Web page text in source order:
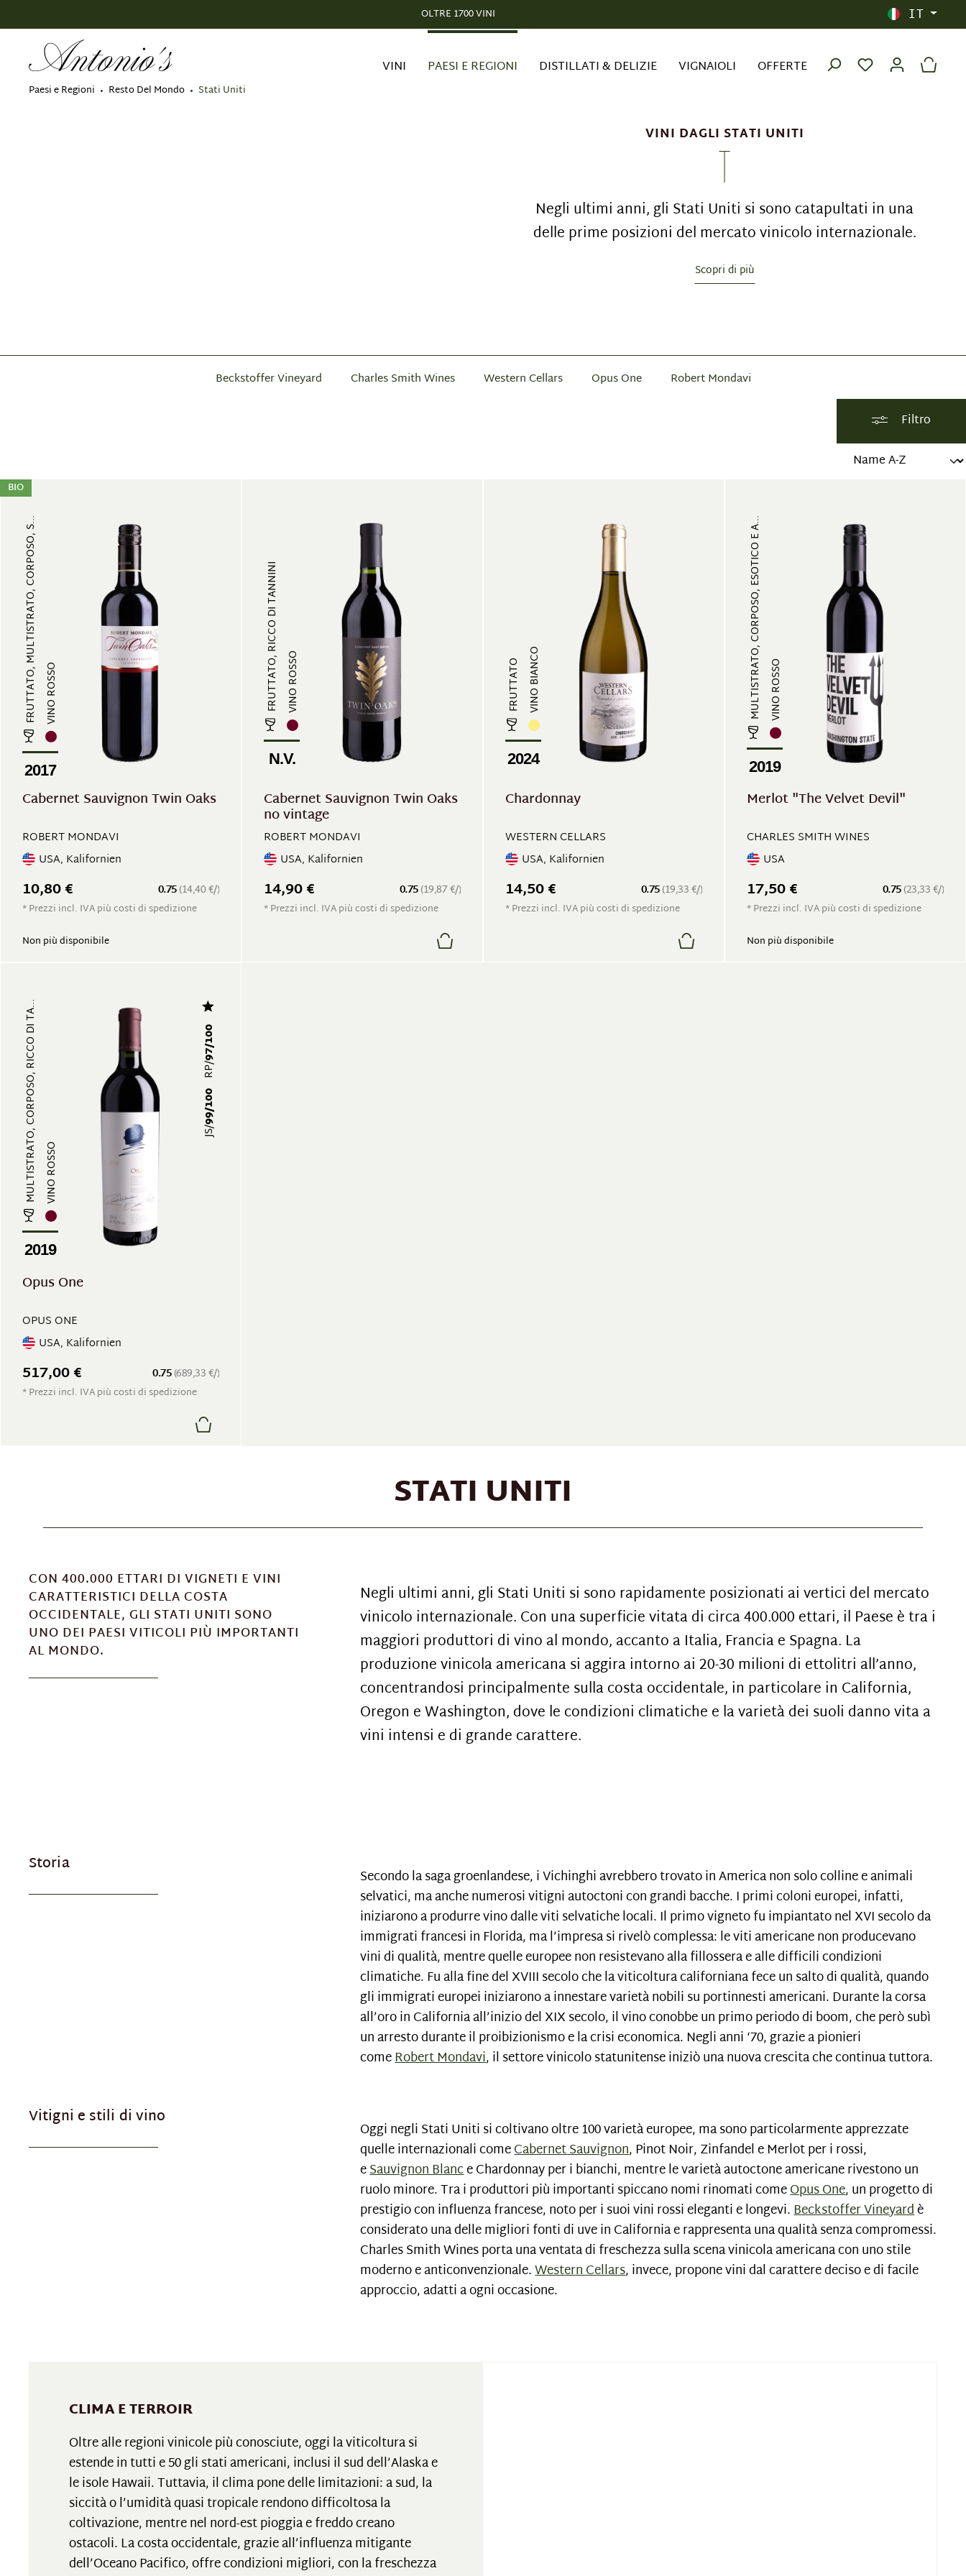
OLTRE 1700 VINI IT
Paesi e Regioni Resto Del Mondo Stati Uniti
VINI PAESI E REGIONI DISTILLATI & DELIZIE VIGNAIOLI OFFERTE
VINI DAGLI STATI UNITI
Negli ultimi anni, gli Stati Uniti si sono catapultati in una
delle prime posizioni del mercato vinicolo internazionale.
Scopri di più
Beckstoffer Vineyard Charles Smith Wines Western Cellars Opus One Robert Mondavi
Filtro
BIO
FRUTTATO, MULTISTRATO, CORPOSO, S...VINO ROSSO
2017
Cabernet Sauvignon Twin Oaks
ROBERT MONDAVI
USA, Kalifornien
0.75(14,40 €/)
10,80 €
* Prezzi incl. IVA più costi di spedizione
Non più disponibile
FRUTTATO, RICCO DI TANNINIVINO ROSSO
N.V.
Cabernet Sauvignon Twin Oaks
no vintage
ROBERT MONDAVI
USA, Kalifornien
0.75(19,87 €/)
14,90 €
* Prezzi incl. IVA più costi di spedizione
FRUTTATO VINO BIANCO
2024
Chardonnay
WESTERN CELLARS
USA, Kalifornien
0.75(19,33 €/)
14,50 €
* Prezzi incl. IVA più costi di spedizione
MULTISTRATO, CORPOSO, ESOTICO E A...VINO ROSSO
2019
Merlot "The Velvet Devil"
CHARLES SMITH WINES
USA
0.75(23,33 €/)
17,50 €
* Prezzi incl. IVA più costi di spedizione
Non più disponibile
MULTISTRATO, CORPOSO, RICCO DI TA...VINO ROSSO
2019
JS/
99/100
RP/
97/100
Opus One
OPUS ONE
USA, Kalifornien
0.75(689,33 €/)
517,00 €
* Prezzi incl. IVA più costi di spedizione
STATI UNITI
CON 400.000 ETTARI DI VIGNETI E VINI
CARATTERISTICI DELLA COSTA
OCCIDENTALE, GLI STATI UNITI SONO
UNO DEI PAESI VITICOLI PIÙ IMPORTANTI
AL MONDO.
Negli ultimi anni, gli Stati Uniti si sono rapidamente posizionati ai vertici del mercato
vinicolo internazionale. Con una superficie vitata di circa 400.000 ettari, il Paese è tra i
maggiori produttori di vino al mondo, accanto a Italia, Francia e Spagna. La
produzione vinicola americana si aggira intorno ai 20-30 milioni di ettolitri all’anno,
concentrandosi principalmente sulla costa occidentale, in particolare in California,
Oregon e Washington, dove le condizioni climatiche e la varietà dei suoli danno vita a
vini intensi e di grande carattere.
Storia
Secondo la saga groenlandese, i Vichinghi avrebbero trovato in America non solo colline e animali
selvatici, ma anche numerosi vitigni autoctoni con grandi bacche. I primi coloni europei, infatti,
iniziarono a produrre vino dalle viti selvatiche locali. Il primo vigneto fu impiantato nel XVI secolo da
immigrati francesi in Florida, ma l’impresa si rivelò complessa: le viti americane non producevano
vini di qualità, mentre quelle europee non resistevano alla fillossera e alle difficili condizioni
climatiche. Fu alla fine del XVIII secolo che la viticoltura californiana fece un salto di qualità, quando
gli immigrati europei iniziarono a innestare varietà nobili su portinnesti americani. Durante la corsa
all’oro in California all’inizio del XIX secolo, il vino conobbe un primo periodo di boom, che però subì
un arresto durante il proibizionismo e la crisi economica. Negli anni ‘70, grazie a pionieri
comeRobert Mondavi, il settore vinicolo statunitense iniziò una nuova crescita che continua tuttora.
Vitigni e stili di vino
Oggi negli Stati Uniti si coltivano oltre 100 varietà europee, ma sono particolarmente apprezzate
quelle internazionali comeCabernet Sauvignon, Pinot Noir, Zinfandel e Merlot per i rossi,
eSauvignon Blance Chardonnay per i bianchi, mentre le varietà autoctone americane rivestono un
ruolo minore. Tra i produttori più importanti spiccano nomi rinomati comeOpus One, un progetto di
prestigio con influenza francese, noto per i suoi vini rossi eleganti e longevi.Beckstoffer Vineyardè
considerato una delle migliori fonti di uve in California e rappresenta una qualità senza compromessi.
Charles Smith Wines porta una ventata di freschezza sulla scena vinicola americana con uno stile
moderno e anticonvenzionale.Western Cellars, invece, propone vini dal carattere deciso e di facile
approccio, adatti a ogni occasione.
CLIMA E TERROIR
Oltre alle regioni vinicole più conosciute, oggi la viticoltura si
estende in tutti e 50 gli stati americani, inclusi il sud dell’Alaska e
le isole Hawaii. Tuttavia, il clima pone delle limitazioni: a sud, la
siccità o l’umidità quasi tropicale rendono difficoltosa la
coltivazione, mentre nel nord-est pioggia e freddo creano
ostacoli. La costa occidentale, grazie all’influenza mitigante
dell’Oceano Pacifico, offre condizioni migliori, con la freschezza